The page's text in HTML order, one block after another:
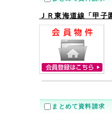
ＪＲ東海道線「甲子
まとめて資料請求